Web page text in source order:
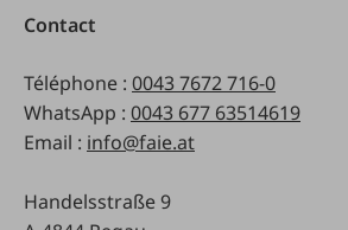
Contact
Téléphone : 0043 7672 716-0
WhatsApp : 0043 677 63514619
Email : info@faie.at
Handelsstraße 9